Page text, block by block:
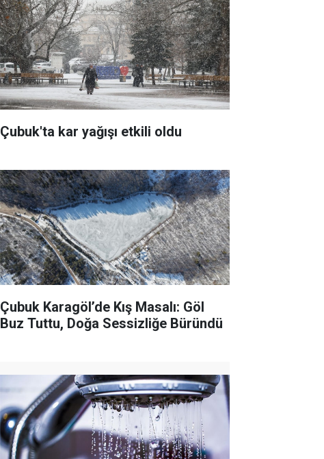
Çubuk'ta kar yağışı etkili oldu
Çubuk Karagöl’de Kış Masalı: Göl
Buz Tuttu, Doğa Sessizliğe Büründü